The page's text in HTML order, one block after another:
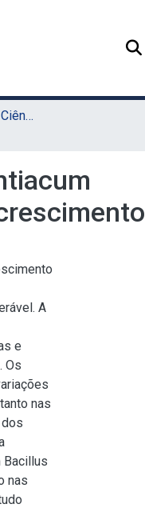
TCC - Licenciatura em Ciências Biológicas (Sede)
A
e
Os
nas
Bacillus
nas